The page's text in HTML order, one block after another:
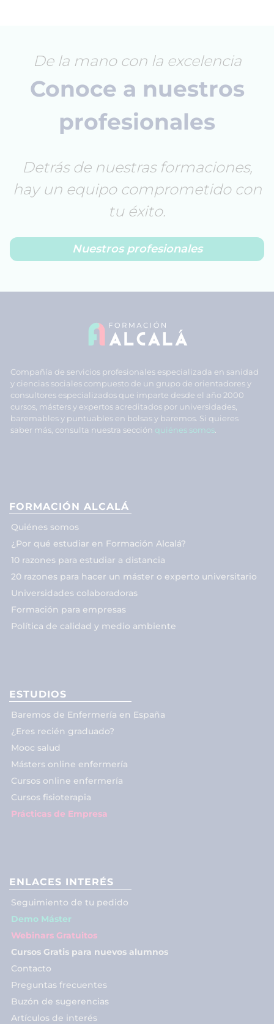
De la mano con la excelencia
Conoce a nuestros
profesionales
Detrás de nuestras formaciones,
hay un equipo comprometido con
tu éxito.
Nuestros profesionales
Compañía de servicios profesionales especializada en sanidad
y ciencias sociales compuesto de un grupo de orientadores y
consultores especializados que imparte desde el año 2000
cursos, másters y expertos acreditados por universidades,
baremables y puntuables en bolsas y baremos. Si quieres
saber más, consulta nuestra sección quiénes somos
FORMACIÓN ALCALÁ
Quiénes somos
¿Por qué estudiar en Formación Alcalá?
10 razones para estudiar a distancia
20 razones para hacer un máster o experto universitario
Universidades colaboradoras
Formación para empresas
Política de calidad y medio ambiente
ESTUDIOS
Baremos de Enfermería en España
¿Eres recién graduado?
Mooc salud
Másters online enfermería
Cursos online enfermería
Cursos fisioterapia
Prácticas de Empresa
ENLACES INTERÉS
Seguimiento de tu pedido
Demo Máster
Webinars Gratuitos
Cursos Gratis para nuevos alumnos
Contacto
Preguntas frecuentes
Buzón de sugerencias
Artículos de interés